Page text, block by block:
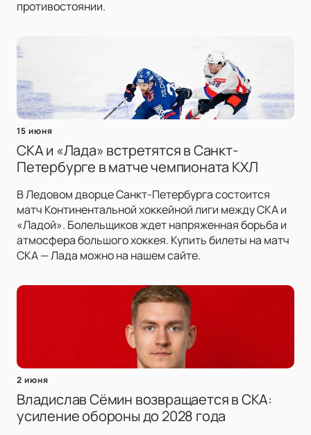
противостоянии.
15 июня
СКА и «Лада» встретятся в Санкт-
Петербурге в матче чемпионата КХЛ
В Ледовом дворце Санкт-Петербурга состоится
матч Континентальной хоккейной лиги между СКА и
«Ладой». Болельщиков ждет напряженная борьба и
атмосфера большого хоккея. Купить билеты на матч
СКА — Лада можно на нашем сайте.
2 июня
Владислав Сёмин возвращается в СКА:
усиление обороны до 2028 года